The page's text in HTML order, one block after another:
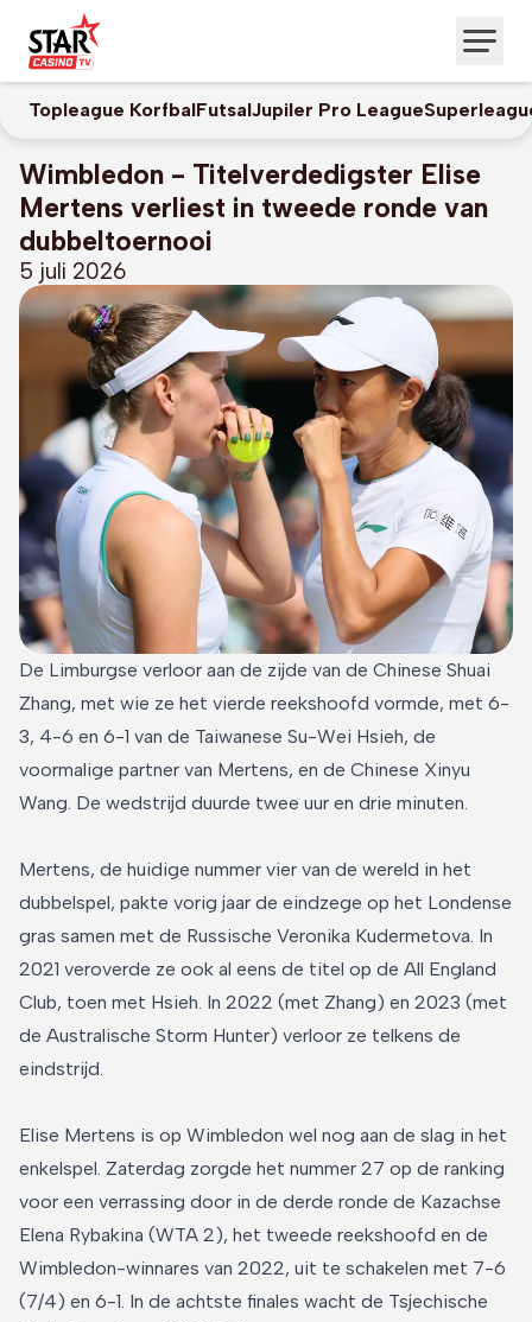
Topleague KorfbalFutsalJupiler Pro League
Wimbledon - Titelverdedigster Elise
Mertens verliest in tweede ronde van
dubbeltoernooi
5 juli 2026
De Limburgse verloor aan de zijde van de Chinese Shuai
Zhang, met wie ze het vierde reekshoofd vormde, met 6-
3, 4-6 en 6-1 van de Taiwanese Su-Wei Hsieh, de
voormalige partner van Mertens, en de Chinese Xinyu
Wang. De wedstrijd duurde twee uur en drie minuten.
Mertens, de huidige nummer vier van de wereld in het
dubbelspel, pakte vorig jaar de eindzege op het Londense
gras samen met de Russische Veronika Kudermetova. In
2021 veroverde ze ook al eens de titel op de All England
Club, toen met Hsieh. In 2022 (met Zhang) en 2023 (met
de Australische Storm Hunter) verloor ze telkens de
eindstrijd.
Elise Mertens is op Wimbledon wel nog aan de slag in het
enkelspel. Zaterdag zorgde het nummer 27 op de ranking
voor een verrassing door in de derde ronde de Kazachse
Elena Rybakina (WTA 2), het tweede reekshoofd en de
Wimbledon-winnares van 2022, uit te schakelen met 7-6
(7/4) en 6-1. In de achtste finales wacht de Tsjechische